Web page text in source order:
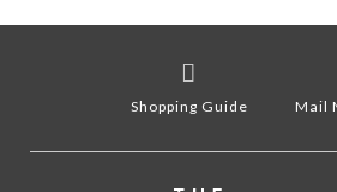
Shopping Guide Mail